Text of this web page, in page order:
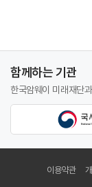
함께하는 기관
한국암웨이 미래재단과
이용약관